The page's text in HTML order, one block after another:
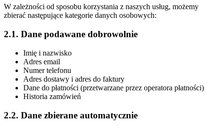
W zależności od sposobu korzystania z naszych usług, możemy
zbierać następujące kategorie danych osobowych:
2.1. Dane podawane dobrowolnie
Imię i nazwisko
Adres email
Numer telefonu
Adres dostawy i adres do faktury
Dane do płatności (przetwarzane przez operatora płatności)
Historia zamówień
2.2. Dane zbierane automatycznie